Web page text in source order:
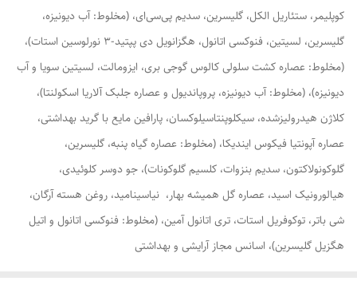
کوپلیمر، ستئاریل الکل، گلیسرین، سدیم پی‌سی‌ای، (مخلوط: آب دیونیزه،
گلیسرین، لسیتین، فنوکسی اتانول، هگزانویل دی پپتید-3 نورلوسین استات)،
(مخلوط: عصاره کشت سلولی کالوس گوجی بری، ایزومالت، لسیتین سویا و آب
دیونیزه)، (مخلوط: آب دیونیزه، پروپاندیول و عصاره جلبک آلاریا اسکولنتا)،
کلاژن هیدرولیزشده، سیکلوپنتاسیلوکسان، پارافین مایع با گرید بهداشتی،
عصاره آپونتیا فیکوس ایندیکا، (مخلوط: عصاره گیاه پنبه، گلیسرین،
گلوکونولاکتون، سدیم بنزوات، کلسیم گلوکونات)، جو دوسر کلوئیدی،
هیالورونیک اسید، عصاره گل همیشه بهار، نیاسینامید، روغن هسته آرگان،
شی باتر، توکوفریل استات، تری اتانول آمین، (مخلوط: فنوکسی اتانول و اتیل
هگزیل گلیسرین)، اسانس مجاز آرایشی و بهداشتی